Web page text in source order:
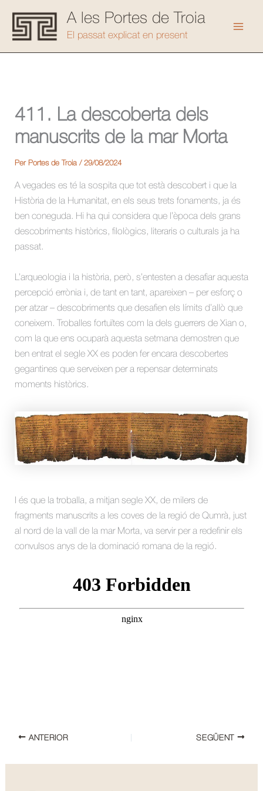
contingut
A les Portes de Troia
El passat explicat en present
411. La descoberta dels
manuscrits de la mar Morta
Per Portes de Troia / 29/08/2024
A vegades es té la sospita que tot està descobert i que la
Història de la Humanitat, en els seus trets fonaments, ja és
ben coneguda. Hi ha qui considera que l’època dels grans
descobriments històrics, filològics, literaris o culturals ja ha
passat.
L’arqueologia i la història, però, s’entesten a desafiar aquesta
percepció errònia i, de tant en tant, apareixen – per esforç o
per atzar – descobriments que desafien els límits d’allò que
coneixem. Troballes fortuïtes com la dels guerrers de Xian o,
com la que ens ocuparà aquesta setmana demostren que
ben entrat el segle XX es poden fer encara descobertes
gegantines que serveixen per a repensar determinats
moments històrics.
I és que la troballa, a mitjan segle XX, de milers de
fragments manuscrits a les coves de la regió de Qumrà, just
al nord de la vall de la mar Morta, va servir per a redefinir els
convulsos anys de la dominació romana de la regió.
ANTERIOR SEGÜENT